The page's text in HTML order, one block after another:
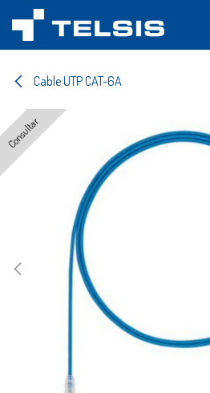
Ir al contenido
Cable UTP CAT-6A
Consultar
Consultar